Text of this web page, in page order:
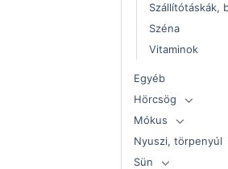
Szállítótáskák,
Széna
Vitaminok
Egyéb
Hörcsög
Mókus
Nyuszi, törpenyúl
Sün